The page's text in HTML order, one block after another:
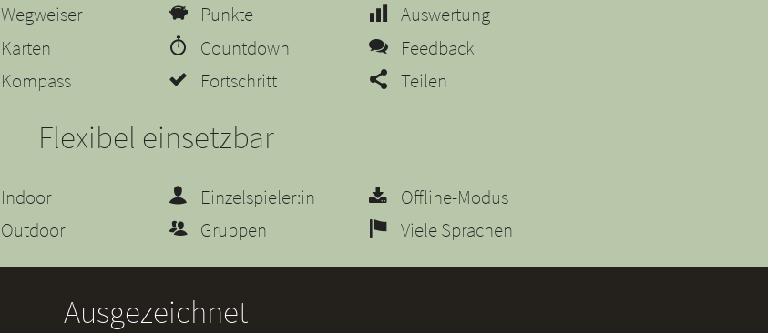
Wegweiser
Karten
Kompass
Punkte
Countdown
Fortschritt
Auswertung
Feedback
Teilen
Flexibel einsetzbar
Indoor
Outdoor
Einzelspieler:in
Gruppen
Offline-Modus
Viele Sprachen
Ausgezeichnet